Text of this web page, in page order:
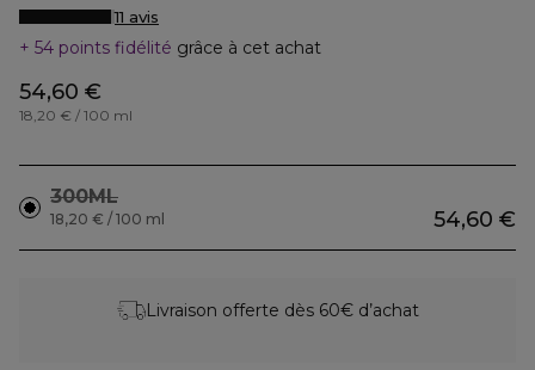
11 avis
54 points fidélité grâce à cet achat
54,60 €
18,20 € / 100 ml
300ML
54,60 €
18,20 € / 100 ml
Livraison offerte dès 60€ d’achat